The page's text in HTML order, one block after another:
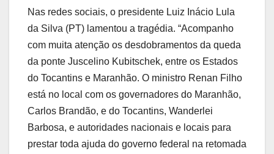
Nas redes sociais, o presidente Luiz Inácio Lula
da Silva (PT) lamentou a tragédia. “Acompanho
com muita atenção os desdobramentos da queda
da ponte Juscelino Kubitschek, entre os Estados
do Tocantins e Maranhão. O ministro Renan Filho
está no local com os governadores do Maranhão,
Carlos Brandão, e do Tocantins, Wanderlei
Barbosa, e autoridades nacionais e locais para
prestar toda ajuda do governo federal na retomada